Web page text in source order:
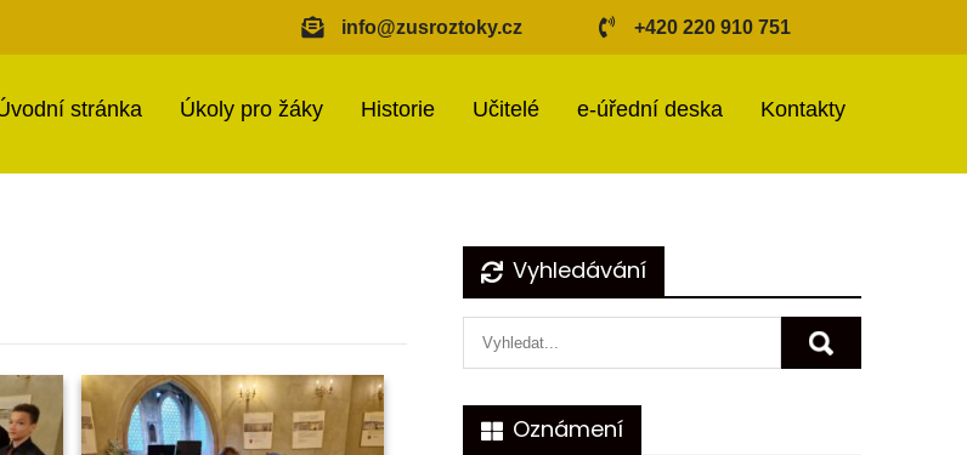
info@zusroztoky.cz +420 220 910 751
stránka Úkoly pro žáky Historie Učitelé e-úřední deska Kontakty
Vyhledávání
Oznámení